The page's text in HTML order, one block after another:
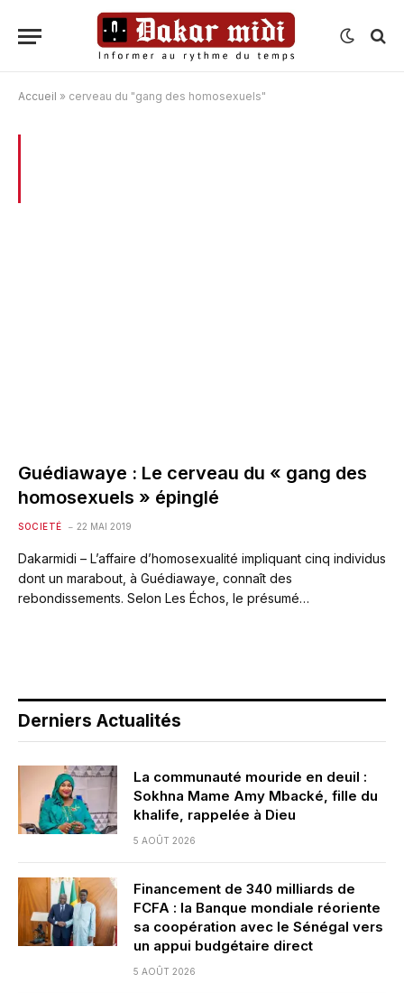
Accueil » cerveau du "gang des homosexuels"
Guédiawaye : Le cerveau du « gang des
homosexuels » épinglé
SOCIETÉ 22 MAI 2019
Dakarmidi – L’affaire d’homosexualité impliquant cinq individus
dont un marabout, à Guédiawaye, connaît des
rebondissements. Selon Les Échos, le présumé…
Derniers Actualités
La communauté mouride en deuil :
Sokhna Mame Amy Mbacké, fille du
khalife, rappelée à Dieu
5 AOÛT 2026
Financement de 340 milliards de
FCFA : la Banque mondiale réoriente
sa coopération avec le Sénégal vers
un appui budgétaire direct
5 AOÛT 2026